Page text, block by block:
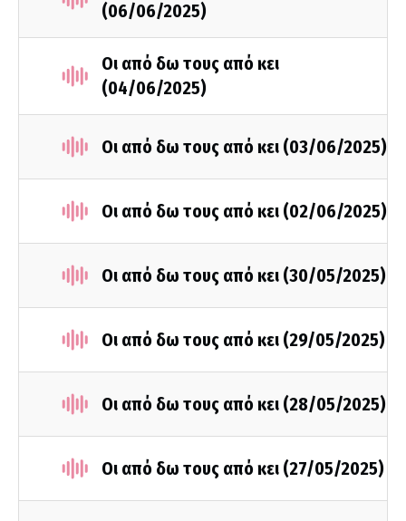
(06/06/2025)
Οι από δω τους από κει
(04/06/2025)
Οι από δω τους από κει (03/06/2025)
Οι από δω τους από κει (02/06/2025)
Οι από δω τους από κει (30/05/2025)
Οι από δω τους από κει (29/05/2025)
Οι από δω τους από κει (28/05/2025)
Οι από δω τους από κει (27/05/2025)